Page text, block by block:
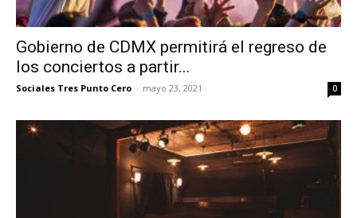
Gobierno de CDMX permitirá el regreso de
los conciertos a partir...
Sociales Tres Punto Cero - mayo 23, 2021 0